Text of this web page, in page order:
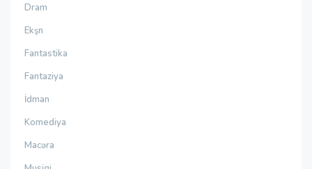
Dram
Ekşn
Fantastika
Fantaziya
İdman
Komediya
Macəra